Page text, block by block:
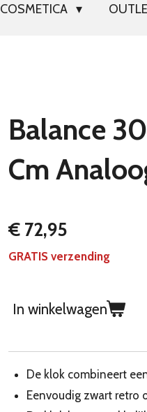
COSMETICA
Balance
Cm
€ 72,95
GRATIS verzending
In winkelwagen
De klok combineert
Eenvoudig zwart retro